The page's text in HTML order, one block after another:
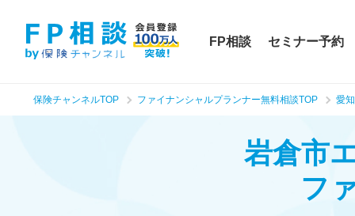
FP相談 セミナー予約
保険チャンネルTOP ファイナンシャルプランナー無料相談TOP 愛
岩倉市
フ